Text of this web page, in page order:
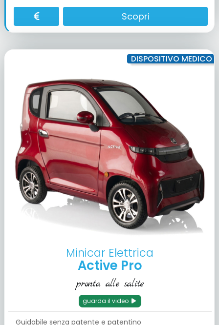
Scopri
DISPOSITIVO MEDICO
Minicar Elettrica
Active Pro
pronta alle salite
guarda il video
Guidabile senza patente e patentino